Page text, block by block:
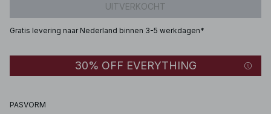
UITVERKOCHT
Gratis levering naar Nederland binnen 3-5 werkdagen*
30% OFF EVERYTHING
PASVORM